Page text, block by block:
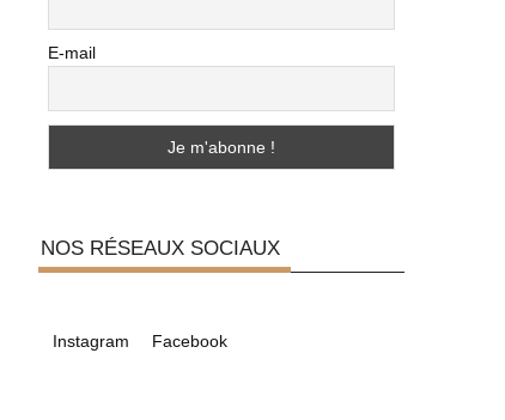
E-mail
NOS RÉSEAUX SOCIAUX
Instagram Facebook